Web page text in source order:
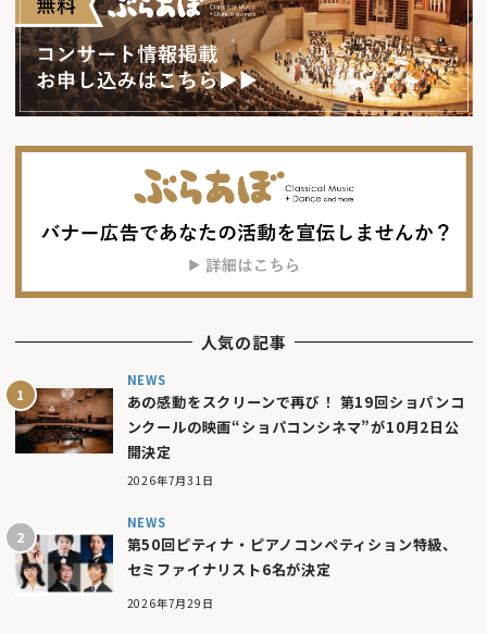
人気の記事
NEWS
あの感動をスクリーンで再び！ 第19回ショパンコ
ンクールの映画“ショパコンシネマ”が10月2日公
開決定
2026年7月31日
NEWS
第50回ピティナ・ピアノコンペティション特級、
セミファイナリスト6名が決定
2026年7月29日